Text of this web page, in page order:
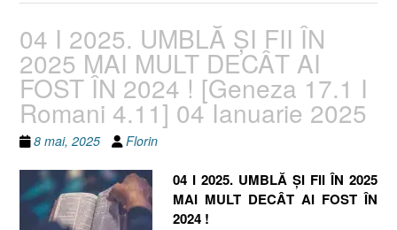
04 I 2025. UMBLĂ ȘI FII ÎN
2025 MAI MULT DECÂT AI
FOST ÎN 2024 ! [Geneza 17.1 I
Romani 4.11] 04 Ianuarie 2025
8 mai, 2025 Florin
04 I 2025. UMBLĂ ȘI FII ÎN 2025
MAI MULT DECÂT AI FOST ÎN
2024 !